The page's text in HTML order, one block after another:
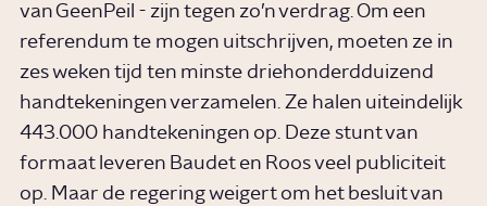
van GeenPeil - zijn tegen zo’n verdrag. Om een
referendum te mogen uitschrijven, moeten ze in
zes weken tijd ten minste driehonderdduizend
handtekeningen verzamelen. Ze halen uiteindelijk
443.000 handtekeningen op. Deze stunt van
formaat leveren Baudet en Roos veel publiciteit
op. Maar de regering weigert om het besluit van